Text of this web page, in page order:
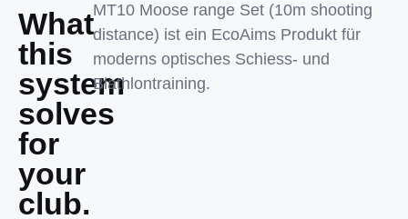
What
this
system
solves
for
your
club.
MT10 Moose range Set (10m shooting
distance) ist ein EcoAims Produkt für
moderns optisches Schiess- und
Biathlontraining.